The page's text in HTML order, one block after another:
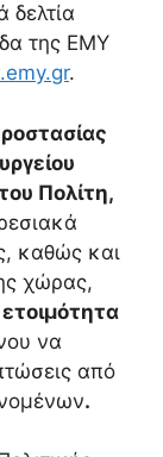
δελτία
της ΕΜΥ
.
Πολίτη,
καθώς και
χώρας,
να
από
.